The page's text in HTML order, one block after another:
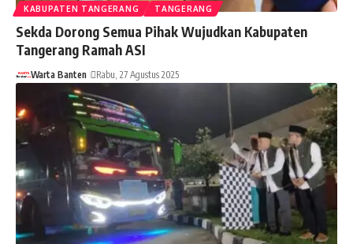
KABUPATEN TANGERANG TANGERANG
Sekda Dorong Semua Pihak Wujudkan Kabupaten
Tangerang Ramah ASI
Warta Banten Rabu, 27 Agustus 2025